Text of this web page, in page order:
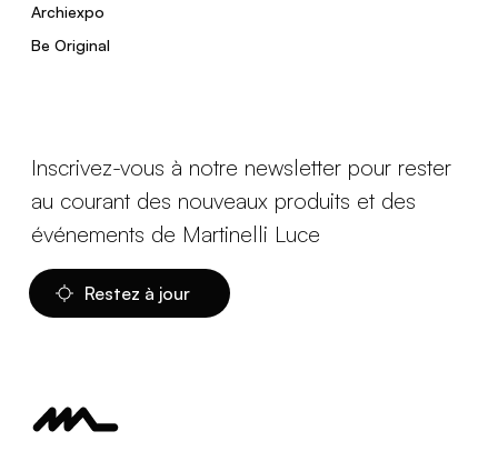
Archiexpo
Be Original
Inscrivez-vous à notre newsletter pour rester
au courant des nouveaux produits et des
événements de Martinelli Luce
Restez à jour